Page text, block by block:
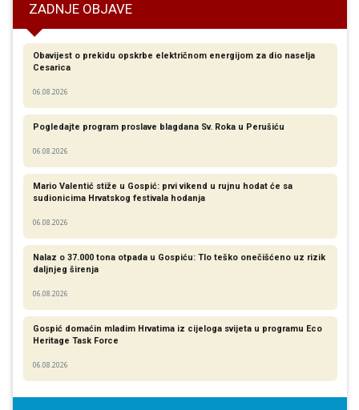
ZADNJE OBJAVE
Obavijest o prekidu opskrbe električnom energijom za dio naselja
Cesarica
06.08.2026
Pogledajte program proslave blagdana Sv. Roka u Perušiću
06.08.2026
Mario Valentić stiže u Gospić: prvi vikend u rujnu hodat će sa
sudionicima Hrvatskog festivala hodanja
06.08.2026
Nalaz o 37.000 tona otpada u Gospiću: Tlo teško onečišćeno uz rizik
daljnjeg širenja
06.08.2026
Gospić domaćin mladim Hrvatima iz cijeloga svijeta u programu Eco
Heritage Task Force
06.08.2026